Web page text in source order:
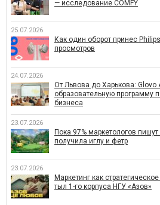
— исследование COMFY
25.07.2026
Как один оборот принес
просмотров
24.07.2026
От Львова до Харькова:
образовательную программу
бизнеса
23.07.2026
Пока 97% маркетологов
получила иглу и фетр
23.07.2026
Маркетинг как
тыл 1-го корпуса НГУ «Азов»